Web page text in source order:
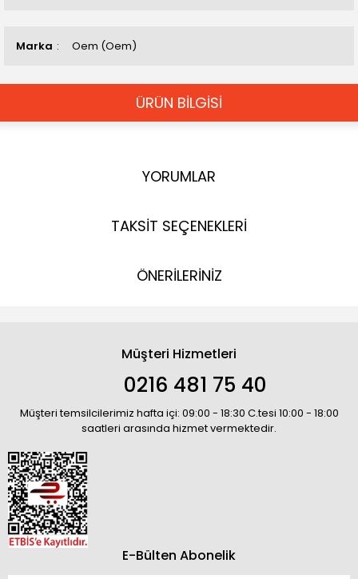
Marka Oem (Oem)
ÜRÜN BİLGİSİ
YORUMLAR
TAKSİT SEÇENEKLERİ
ÖNERİLERİNİZ
Müşteri Hizmetleri
0216 481 75 40
Müşteri temsilcilerimiz hafta içi: 09:00 - 18:30 C.tesi 10:00 - 18:00
saatleri arasında hizmet vermektedir.
E-Bülten Abonelik